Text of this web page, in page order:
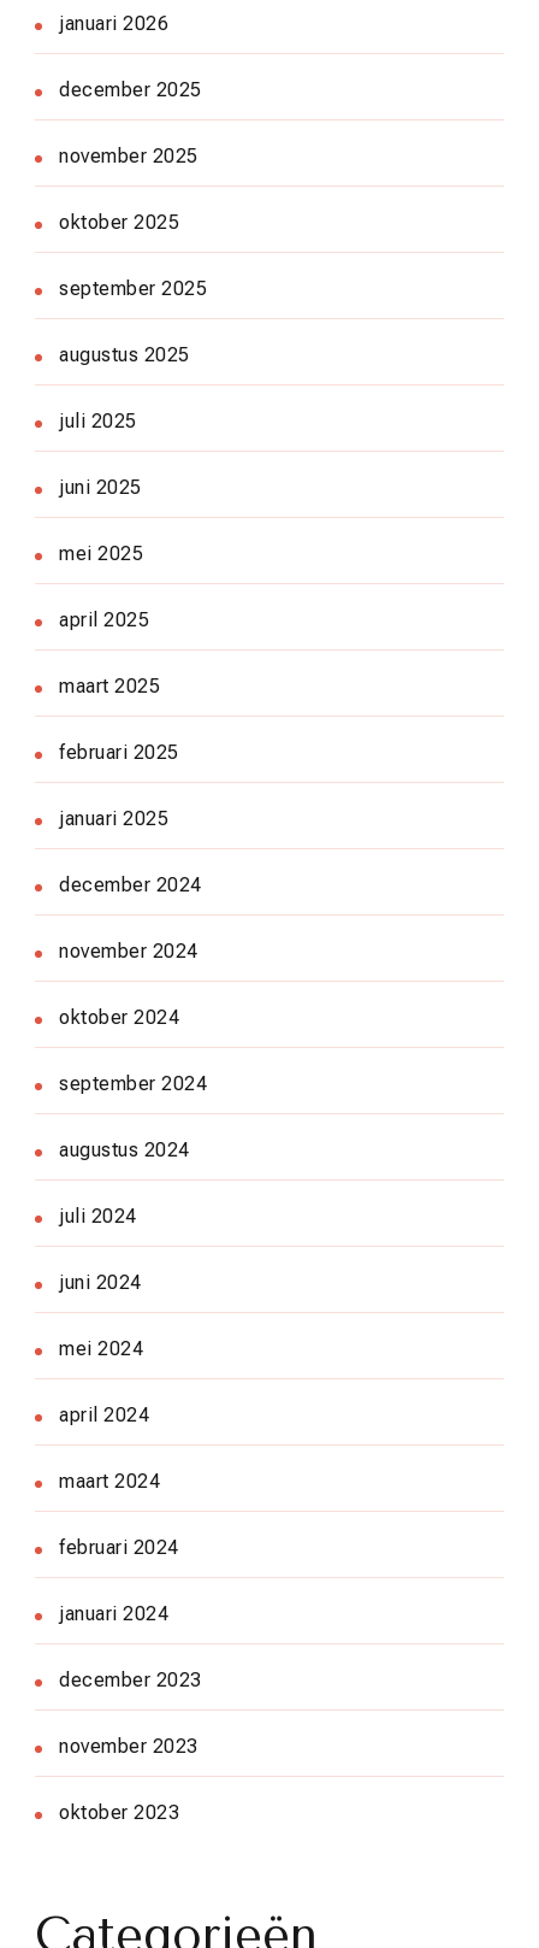
januari 2026
december 2025
november 2025
oktober 2025
september 2025
augustus 2025
juli 2025
juni 2025
mei 2025
april 2025
maart 2025
februari 2025
januari 2025
december 2024
november 2024
oktober 2024
september 2024
augustus 2024
juli 2024
juni 2024
mei 2024
april 2024
maart 2024
februari 2024
januari 2024
december 2023
november 2023
oktober 2023
Categorieën